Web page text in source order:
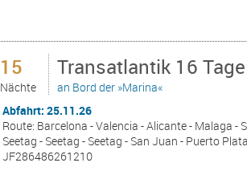
15
Nächte
Transatlantik 16
an Bord der »Marina«
Abfahrt: 25.11.26
Route: Barcelona - Valencia - Alicante - Malaga -
Seetag - Seetag - Seetag - San Juan - Puerto
JF286486261210